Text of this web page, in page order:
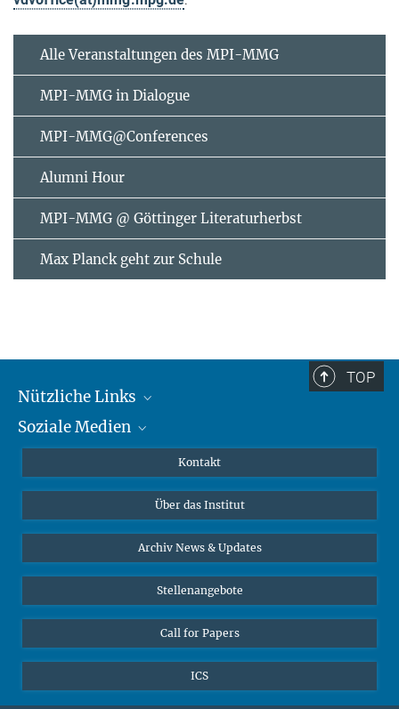
Alle Veranstaltungen des MPI-MMG
MPI-MMG in Dialogue
MPI-MMG@Conferences
Alumni Hour
MPI-MMG @ Göttinger Literaturherbst
Max Planck geht zur Schule
TOP
Nützliche Links
MMG Alumni Corner
Online-Vorträge
Interviews zum Thema "Diversity"
Soziale Medien
Bluesky
Kontakt
Über das Institut
Archiv News & Updates
Stellenangebote
Call for Papers
ICS